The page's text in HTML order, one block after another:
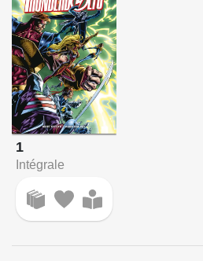
1
Intégrale